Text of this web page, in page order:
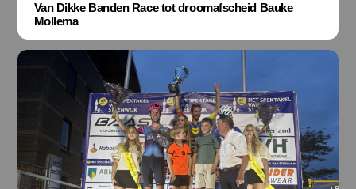
Van Dikke Banden Race tot droomafscheid Bauke
Mollema